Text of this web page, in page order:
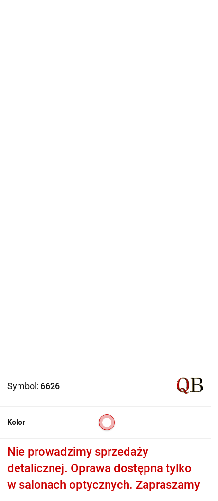
Symbol: 6626
Kolor
Nie prowadzimy sprzedaży
detalicznej. Oprawa dostępna tylko
w salonach optycznych. Zapraszamy